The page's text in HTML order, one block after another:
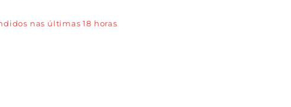
nas últimas 18 horas